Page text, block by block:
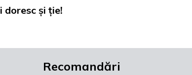
doresc și ție!
Recomandări